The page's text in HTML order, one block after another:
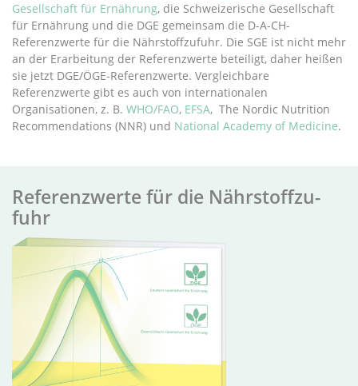
Gesellschaft für Ernährung, die Schweizerische Gesellschaft
für Ernährung und die DGE gemeinsam die D-A-CH-
Referenzwerte für die Nährstoffzufuhr. Die SGE ist nicht mehr
an der Erarbeitung der Referenzwerte beteiligt, daher heißen
sie jetzt DGE/ÖGE-Referenzwerte. Vergleichbare
Referenzwerte gibt es auch von internationalen
Organisationen, z. B. WHO/FAO, EFSA, The Nordic Nutrition
Recommendations (NNR) und National Academy of Medicine.
Re­fer­enz­wer­te für die Nähr­stoff­zu­
fuhr